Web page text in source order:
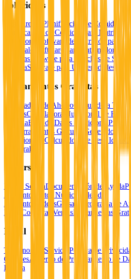
Soluciones
Software de Planificación de Comidas
Planificación de Comidas para
Nutricional
Software de Nutrición para
Personales
Software para Entrenadores
Dietistas Software para Coaches de Salud
PrivadaSoftware para Universidades
Herramientas Gratuitas
Calculadora de AhorroCalculadora
MacrosCalculadora Nutricional de
ComidaBase de Datos Nutricional
las Herramientas Gratuitas Generador de
Nutricionales Calculadora de Peso Ideal
Corporal
Recursos
Iniciar SesiónDocumentación de Ayuda
Alimentos Datos Nutricionales de
Alimentos
VideosGlosario Programa de
Línea
Contactar VentasHerramientas
Legal
Términos de ServicioPolítica de
CookiesAcuerdo de Procesamiento de
Blanca